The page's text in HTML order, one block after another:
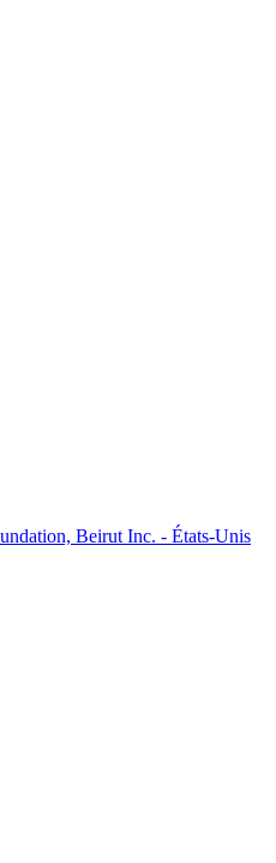
Beirut Inc. - États-Unis